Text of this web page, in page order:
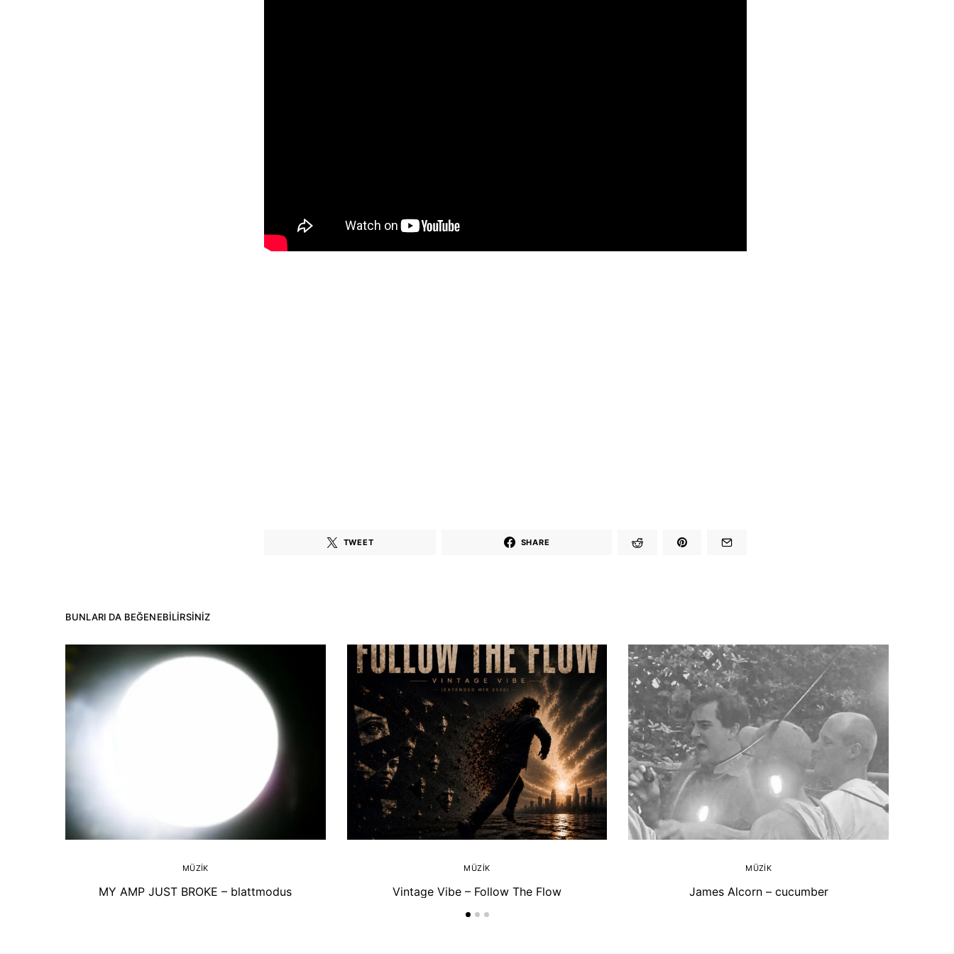
TWEET SHARE
BUNLARI DA BEĞENEBILIRSINIZ
MÜZIK
MY AMP JUST BROKE – blattmodus
MÜZIK
Vintage Vibe – Follow The Flow
MÜZIK
James Alcorn – cucumber